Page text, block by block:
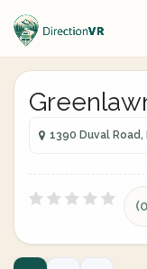
1390 Duval